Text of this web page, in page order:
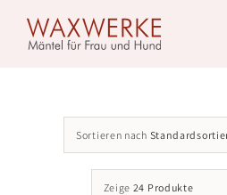
content
Sortieren nach
Zeige 24 Produkte